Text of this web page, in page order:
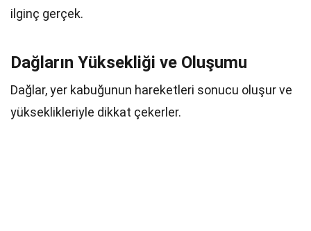
ilginç gerçek.
Dağların Yüksekliği ve Oluşumu
Dağlar, yer kabuğunun hareketleri sonucu oluşur ve
yükseklikleriyle dikkat çekerler.